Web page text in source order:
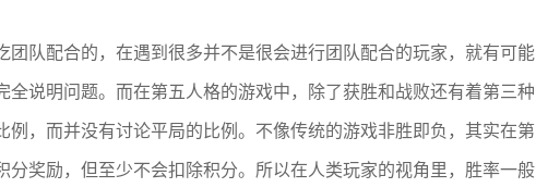
队配合的，在遇到很多并不是很会进行团队配合的玩家，就有可能
说明问题。而在第五人格的游戏中，除了获胜和战败还有着第三种
，而并没有讨论平局的比例。不像传统的游戏非胜即负，其实在第
奖励，但至少不会扣除积分。所以在人类玩家的视角里，胜率一般